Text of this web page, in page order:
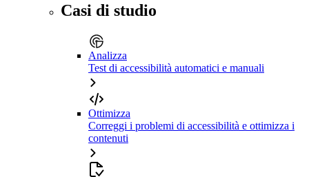
Casi di studio
Analizza
Test di accessibilità automatici e manuali
Ottimizza
Correggi i problemi di accessibilità e ottimizza i
contenuti